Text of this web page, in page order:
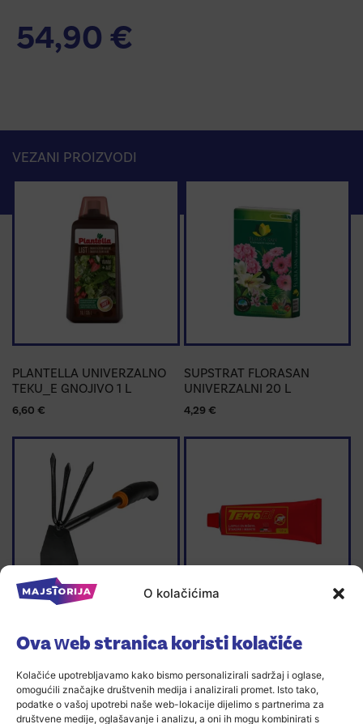
O kolačićima
Ova web stranica koristi kolačiće
Kolačiće upotrebljavamo kako bismo personalizirali sadržaj i oglase,
omogućili značajke društvenih medija i analizirali promet. Isto tako,
podatke o vašoj upotrebi naše web-lokacije dijelimo s partnerima za
društvene medije, oglašavanje i analizu, a oni ih mogu kombinirati s
54,90 €
VEZANI PROIZVODI
PLANTELLA UNIVERZALNO
TEKU_E GNOJIVO 1 L
6,60 €
SUPSTRAT FLORASAN
UNIVERZALNI 20 L
4,29€
3,49€
135 G